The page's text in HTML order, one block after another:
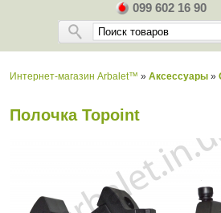
099 602 16 90
Интернет-магазин Arbalet™ » Аксессуары »
Полочка Topoint